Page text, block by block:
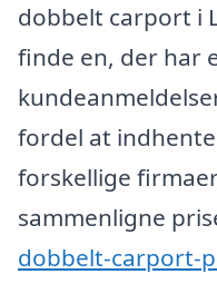
dobbelt carport i
finde en, der har
fordel at
forskellige
sammenligne
dobbelt-carport-